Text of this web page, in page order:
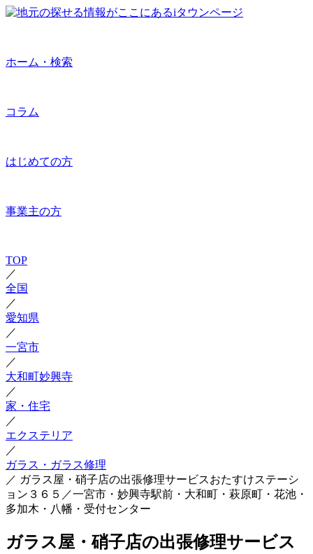
ホーム・検索
コラム
はじめての方
事業主の方
TOP
／
全国
／
愛知県
／
一宮市
／
大和町妙興寺
／
家・住宅
／
エクステリア
／
ガラス・ガラス修理
／ ガラス屋・硝子店の出張修理サービスおたすけステーシ
ョン３６５／一宮市・妙興寺駅前・大和町・萩原町・花池・
多加木・八幡・受付センター
ガラス屋・硝子店の出張修理サービス